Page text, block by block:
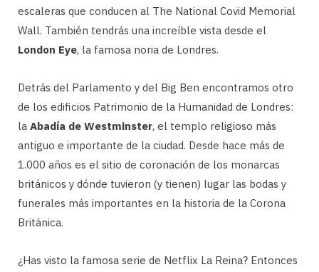
escaleras que conducen al The National Covid Memorial
Wall. También tendrás una increíble vista desde el
London Eye, la famosa noria de Londres.
Detrás del Parlamento y del Big Ben encontramos otro
de los edificios Patrimonio de la Humanidad de Londres:
la Abadía de Westminster, el templo religioso más
antiguo e importante de la ciudad. Desde hace más de
1.000 años es el sitio de coronación de los monarcas
británicos y dónde tuvieron (y tienen) lugar las bodas y
funerales más importantes en la historia de la Corona
Británica.
¿Has visto la famosa serie de Netflix La Reina? Entonces